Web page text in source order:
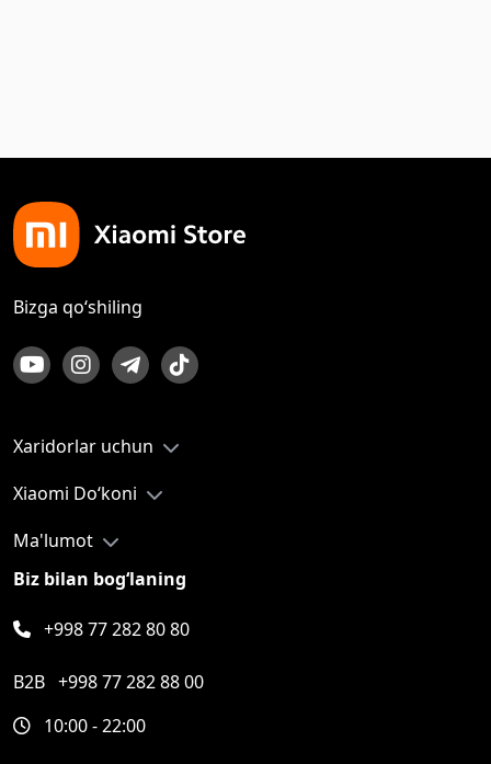
Bizga qo‘shiling
Xaridorlar uchun
Xiaomi Do‘koni
Ma'lumot
Biz bilan bog‘laning
+998 77 282 80 80
B2B +998 77 282 88 00
10:00 - 22:00